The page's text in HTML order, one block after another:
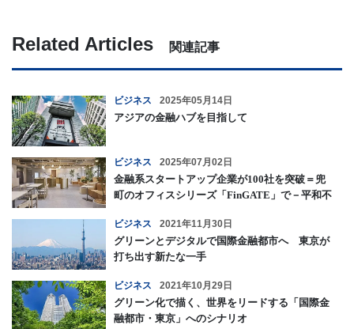
Related Articles 関連記事
ビジネス 2025年05月14日
アジアの金融ハブを目指して
ビジネス 2025年07月02日
金融系スタートアップ企業が100社を突破＝兜
町のオフィスシリーズ「FinGATE」で－平和不
ビジネス 2021年11月30日
グリーンとデジタルで国際金融都市へ 東京が
打ち出す新たな一手
ビジネス 2021年10月29日
グリーン化で描く、世界をリードする「国際金
融都市・東京」へのシナリオ